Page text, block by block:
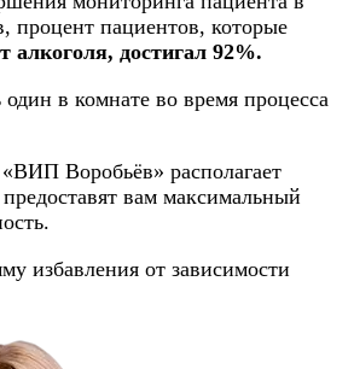
процент пациентов, которые
алкоголя, достигал 92%.
в комнате во время процесса
Воробьёв» располагает
вам максимальный
избавления от зависимости